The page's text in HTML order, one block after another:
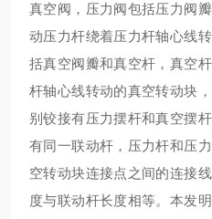
真空阀，压力阀包括压力阀
动压力杆绕着压力杆轴心线
括真空阀瓣和真空杆，真空
杆轴心线转动的真空转动块
别铰接有压力摆杆和真空摆
有同一联动杆，压力杆和压
空转动块连接点之间的连接
度与联动杆长度相等。本发